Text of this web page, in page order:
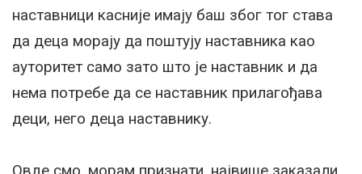
наставници касније имају баш због тог става
да деца морају да поштују наставника као
ауторитет само зато што је наставник и да
нема потребе да се наставник прилагођава
деци, него деца наставнику.